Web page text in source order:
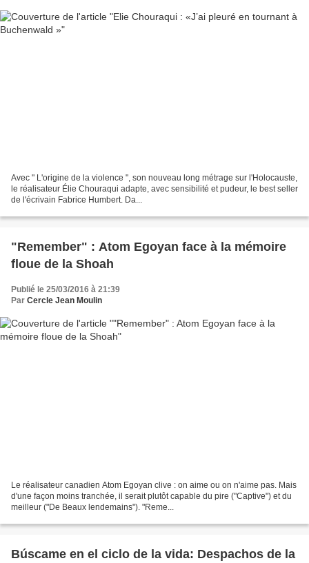
Avec " L'origine de la violence ", son nouveau long métrage sur l'Holocauste,
le réalisateur Élie Chouraqui adapte, avec sensibilité et pudeur, le best seller
de l'écrivain Fabrice Humbert. Da...
"Remember" : Atom Egoyan face à la mémoire
floue de la Shoah
Publié le 25/03/2016 à 21:39
Par Cercle Jean Moulin
Le réalisateur canadien Atom Egoyan clive : on aime ou on n'aime pas. Mais
d'une façon moins tranchée, il serait plutôt capable du pire ("Captive") et du
meilleur ("De Beaux lendemains"). "Reme...
Búscame en el ciclo de la vida: Despachos de la